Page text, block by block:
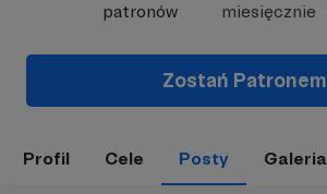
patronów
miesięcznie
Zostań Patronem
Profil Cele Posty Galeria